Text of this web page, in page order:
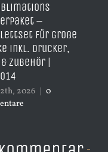
–
für große
inkl. Drucker,
Zubehör |
2026 | 0